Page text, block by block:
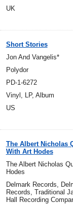
UK
Short Stories
Jon And Vangelis*
Polydor
PD-1-6272
Vinyl, LP, Album
US
The Albert Nicholas
With Art Hodes
The Albert Nicholas
Hodes
Delmark Records,
Records, Traditional
Hall Recording